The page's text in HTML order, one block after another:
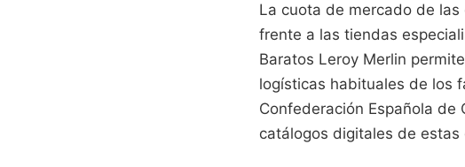
La cuota de mercado de
frente a las tiendas
Baratos Leroy Merlin
logísticas habituales de los
Confederación Española
catálogos digitales de